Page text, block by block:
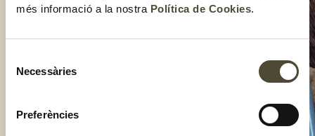
més informació a la nostra Política de Cookies.
Necessàries
Preferències